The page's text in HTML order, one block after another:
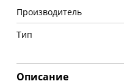
Производитель
Тип
Описание